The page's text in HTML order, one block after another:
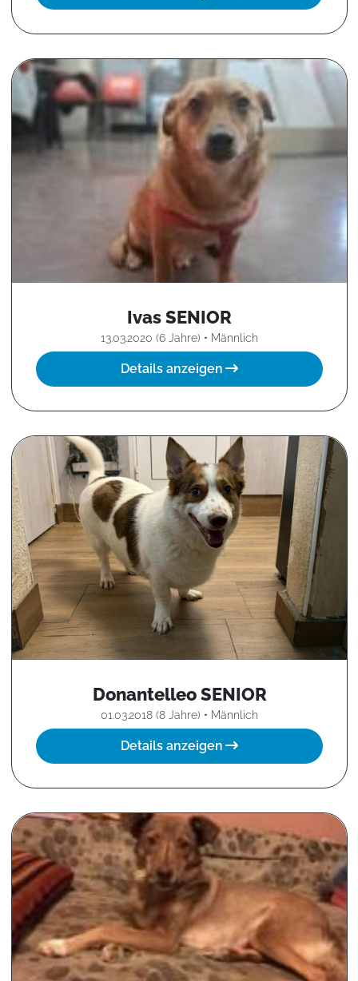
Ivas SENIOR
13.03.2020 (6 Jahre) • Männlich
Details anzeigen
Donantelleo SENIOR
01.03.2018 (8 Jahre) • Männlich
Details anzeigen